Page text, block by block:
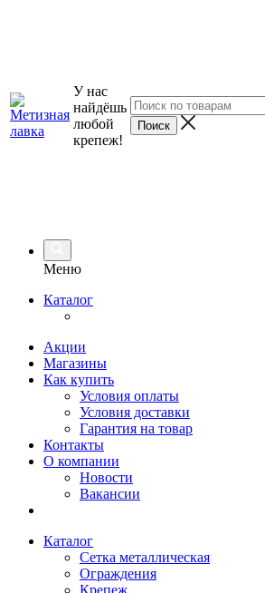
У нас
найдёшь
любой
крепеж!
Меню
Каталог
Акции
Магазины
Как купить
Условия оплаты
Условия доставки
Гарантия на товар
Контакты
О компании
Новости
Вакансии
Каталог
Сетка металлическая
Ограждения
Крепеж